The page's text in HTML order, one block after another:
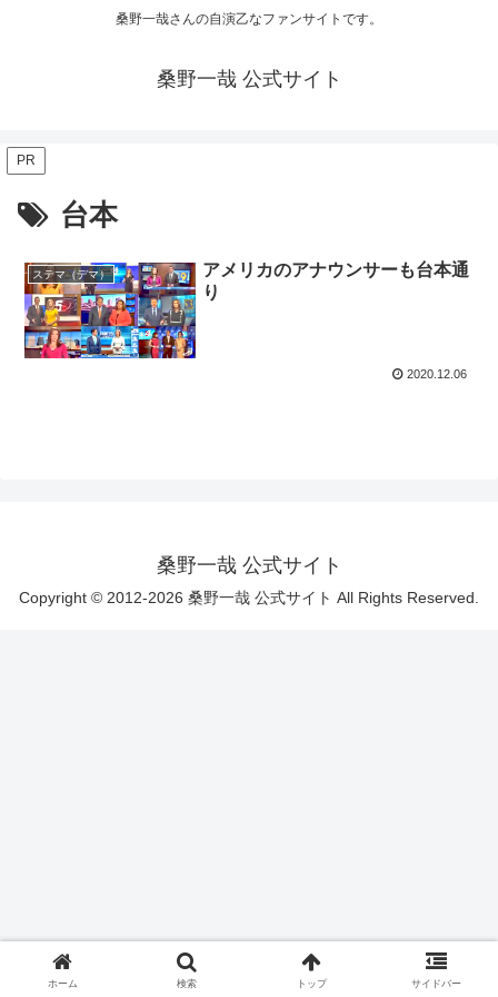
桑野一哉さんの自演乙なファンサイトです。
桑野一哉 公式サイト
PR
台本
ステマ（デマ）
アメリカのアナウンサーも台本通
り
2020.12.06
桑野一哉 公式サイト
Copyright © 2012-2026 桑野一哉 公式サイト All Rights Reserved.
ホーム 検索 トップ サイドバー